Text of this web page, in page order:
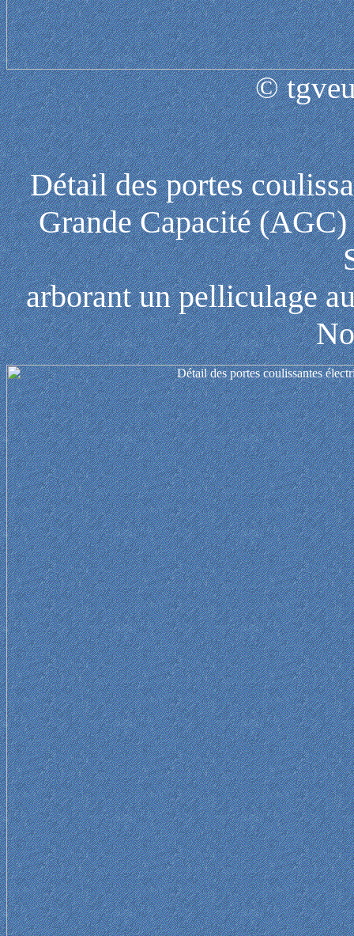
©
Détail des portes
Grande Capacité
arborant un pelliculage